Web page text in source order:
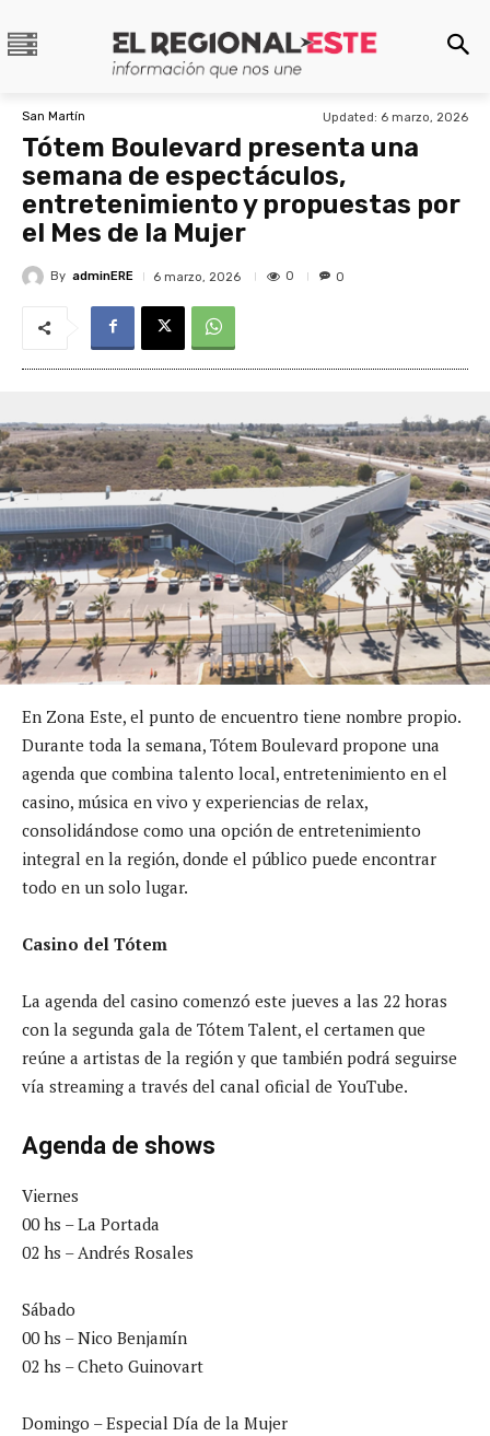
San Martín Updated: 6 marzo, 2026
Tótem Boulevard presenta una
semana de espectáculos,
entretenimiento y propuestas por
el Mes de la Mujer
By adminERE 6 marzo, 2026 0 0
En Zona Este, el punto de encuentro tiene nombre propio.
Durante toda la semana, Tótem Boulevard propone una
agenda que combina talento local, entretenimiento en el
casino, música en vivo y experiencias de relax,
consolidándose como una opción de entretenimiento
integral en la región, donde el público puede encontrar
todo en un solo lugar.
Casino del Tótem
La agenda del casino comenzó este jueves a las 22 horas
con la segunda gala de Tótem Talent, el certamen que
reúne a artistas de la región y que también podrá seguirse
vía streaming a través del canal oficial de YouTube.
Agenda de shows
Viernes
00 hs – La Portada
02 hs – Andrés Rosales
Sábado
00 hs – Nico Benjamín
02 hs – Cheto Guinovart
Domingo – Especial Día de la Mujer